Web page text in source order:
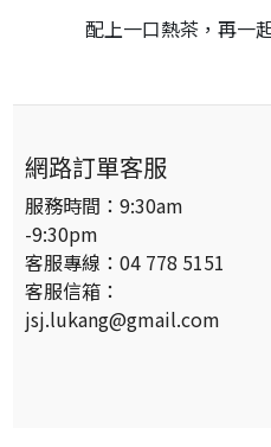
の
憶
中
秋
禮
賞
配上一口熱茶，再一
網路訂單客服
服務時間：9:30am
-9:30pm
客服專線：04 778 5151
客服信箱：
jsj.lukang@gmail.com